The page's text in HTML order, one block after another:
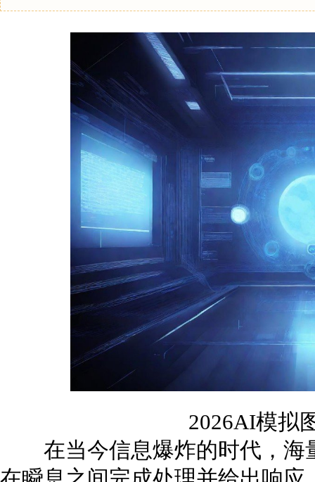
2026AI模拟
在当今信息爆炸的时代，海